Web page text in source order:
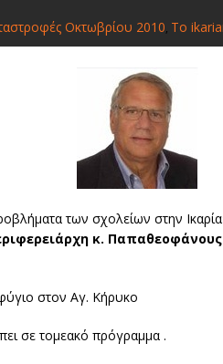
Οκτωβρίου 2010, To
των σχολείων στην
κ. Παπαθεοφάνους
στον Αγ. Κήρυκο
σε τομεακό πρόγραμμα .